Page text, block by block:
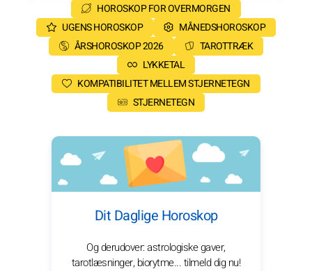
HOROSKOP FOR OVERMORGEN
UGENS HOROSKOP
MÅNEDSHOROSKOP
ÅRSHOROSKOP 2026
TAROTTRÆK
LYKKETAL
KOMPATIBILITET MELLEM STJERNETEGN
STJERNETEGN
Dit Daglige Horoskop
Og derudover: astrologiske gaver,
tarotlæsninger, biorytme... tilmeld dig nu!